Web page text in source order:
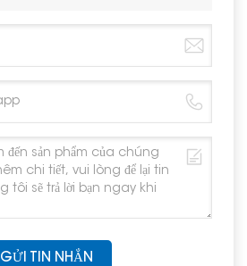
GỬI TIN NHẮN